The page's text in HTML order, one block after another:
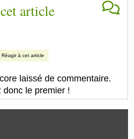
article
Réagir à cet article
laissé de commentaire.
donc le premier !